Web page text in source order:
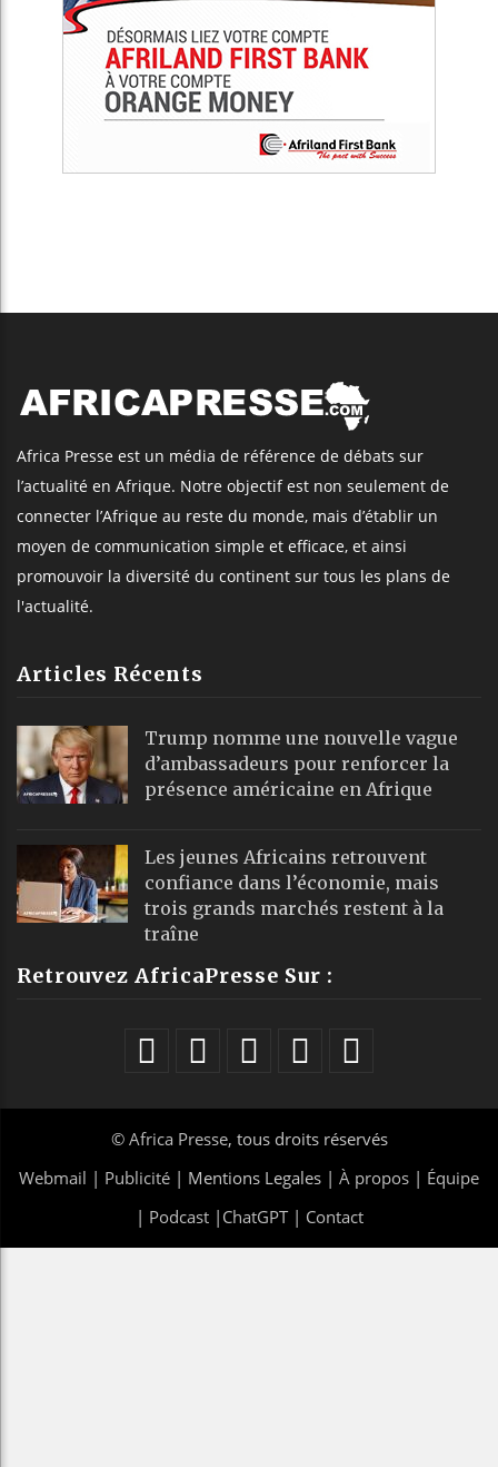
Africa Presse est un média de référence de débats sur
l’actualité en Afrique. Notre objectif est non seulement de
connecter l’Afrique au reste du monde, mais d’établir un
moyen de communication simple et efficace, et ainsi
promouvoir la diversité du continent sur tous les plans de
l'actualité.
Articles Récents
Trump nomme une nouvelle vague
d’ambassadeurs pour renforcer la
présence américaine en Afrique
Les jeunes Africains retrouvent
confiance dans l’économie, mais
trois grands marchés restent à la
traîne
Retrouvez AfricaPresse Sur :
© Africa Presse, tous droits réservés
Webmail | Publicité | Mentions Legales | À propos | Équipe
| Podcast| ChatGPT| Contact